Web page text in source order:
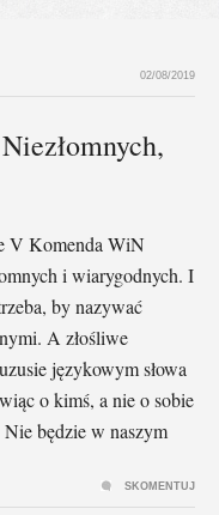
02/08/2019
V Komenda WiN
i wiarygodnych. I
by nazywać
A złośliwe
językowym słowa
o kimś, a nie o sobie
będzie w naszym
SKOMENTUJ